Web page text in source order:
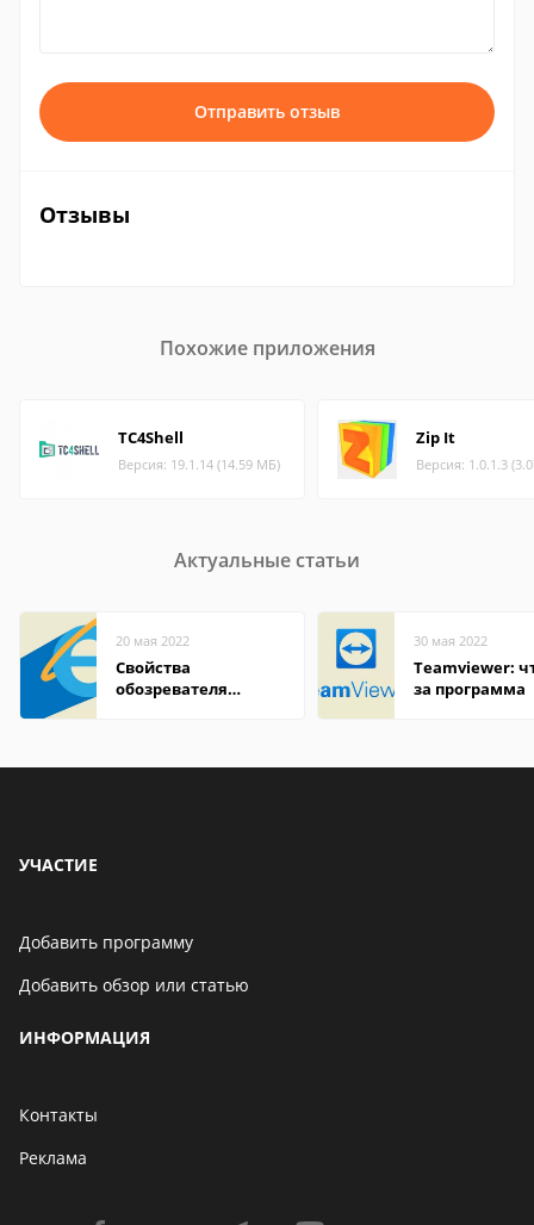
Отправить отзыв
Отзывы
Похожие приложения
TC4Shell
Версия: 19.1.14 (14.59 МБ)
Zip It
Версия: 1.0.1.3
Актуальные статьи
20 мая 2022
Свойства
обозревателя
30 мая 2022
Teamviewer:
за программа
УЧАСТИЕ
Добавить программу
Добавить обзор или статью
ИНФОРМАЦИЯ
Контакты
Реклама